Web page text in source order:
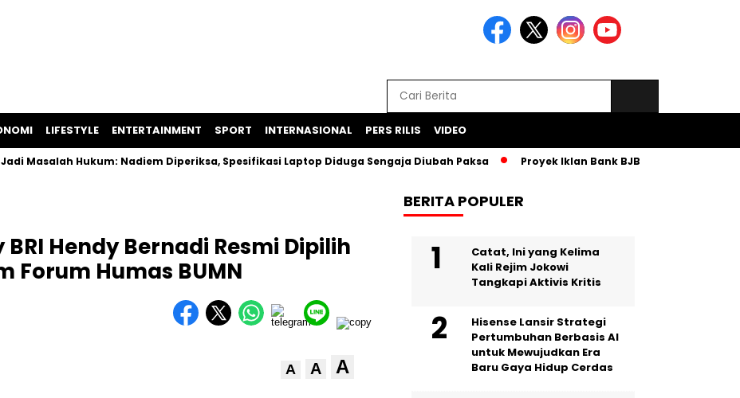
LIFESTYLE ENTERTAINMENT SPORT INTERNASIONAL PERS RILIS VIDEO
Hukum: Nadiem Diperiksa, Spesifikasi Laptop Diduga Sengaja Diubah Paksa Proyek Iklan Bank BJB Diduga Rugikan Negara
Hendy Bernadi Resmi Dipilih
Forum Humas BUMN
A A A
BERITA POPULER
Catat, Ini yang Kelima
Kali Rejim Jokowi
Tangkapi Aktivis Kritis
Hisense Lansir Strategi
Pertumbuhan Berbasis AI
untuk Mewujudkan Era
Baru Gaya Hidup Cerdas